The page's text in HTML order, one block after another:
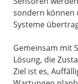
sondern können
Systeme
Gemeinsam mit
Lösung, die
Ziel ist es,